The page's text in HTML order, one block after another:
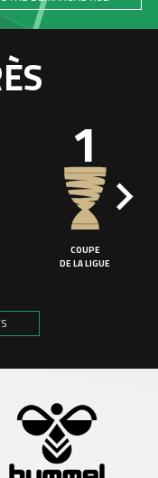
1
COUPE
DE LA LIGUE